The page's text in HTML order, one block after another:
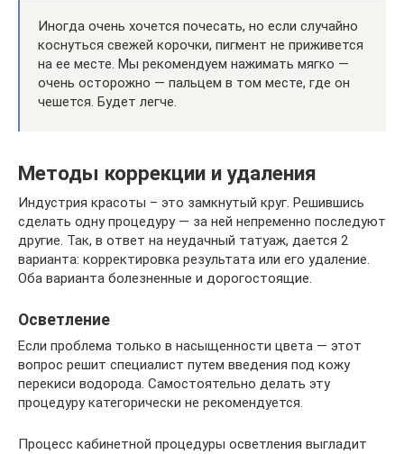
Иногда очень хочется почесать, но если случайно
коснуться свежей корочки, пигмент не приживется
на ее месте. Мы рекомендуем нажимать мягко —
очень осторожно — пальцем в том месте, где он
чешется. Будет легче.
Методы коррекции и удаления
Индустрия красоты – это замкнутый круг. Решившись
сделать одну процедуру — за ней непременно последуют
другие. Так, в ответ на неудачный татуаж, дается 2
варианта: корректировка результата или его удаление.
Оба варианта болезненные и дорогостоящие.
Осветление
Если проблема только в насыщенности цвета — этот
вопрос решит специалист путем введения под кожу
перекиси водорода. Самостоятельно делать эту
процедуру категорически не рекомендуется.
Процесс кабинетной процедуры осветления выгладит